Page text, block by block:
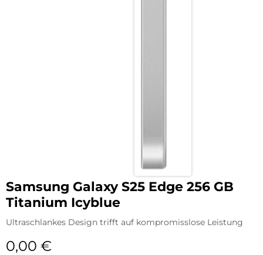
Samsung Galaxy S25 Edge 256 GB
Titanium Icyblue
Ultraschlankes Design trifft auf kompromisslose Leistung
0,00 €